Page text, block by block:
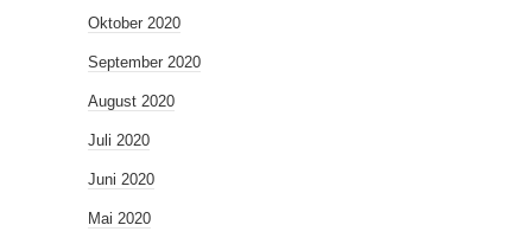
Oktober 2020
September 2020
August 2020
Juli 2020
Juni 2020
Mai 2020